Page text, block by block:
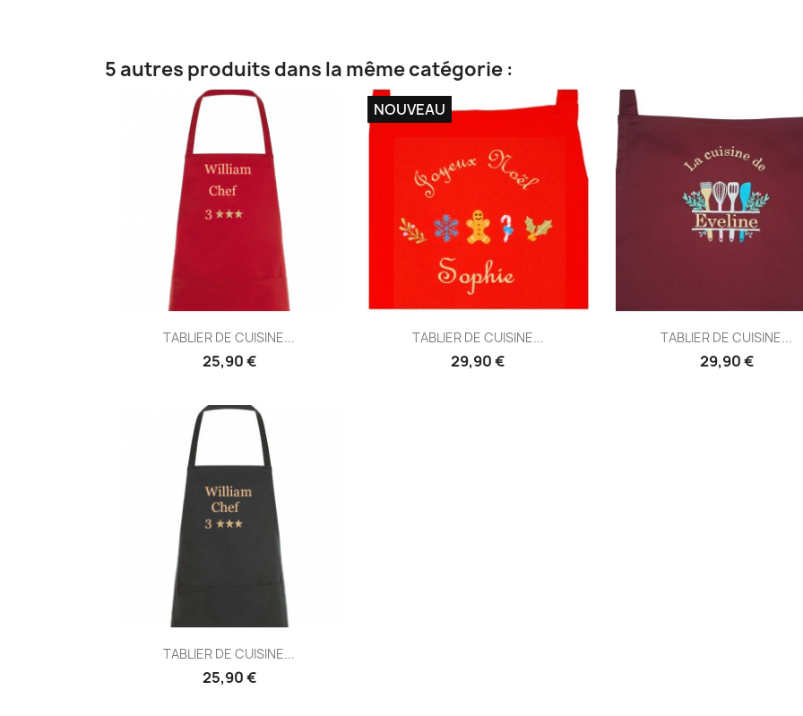
5 autres produits dans la même catégorie :
Aperçu rapide
TABLIER DE CUISINE...
25,90 €
Aperçu rapide
TABLIER DE CUISINE...
29,90 €
NOUVEAU
Aperçu rapide
TABLIER DE CUISINE...
29,90 €
Aperçu rapide
TABLIER DE CUISINE...
25,90 €